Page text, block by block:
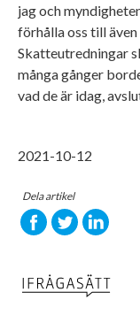
jag och
förhålla oss till
Skatteutredningar
många gånger
vad de är idag,
2021-10-12
Dela artikel